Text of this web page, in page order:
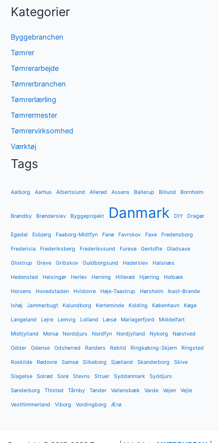
Kategorier
Byggebranchen
Tømrer
Tømrerarbejde
Tømrerbranchen
Tømrerlærling
Tømrermester
Tømrervirksomhed
Værktøj
Tags
Aalborg Aarhus Albertslund Allerød Assens Ballerup Billund Bornholm
Brøndby Brønderslev Byggeprojekt Danmark DIY Dragør
Egedal Esbjerg Faaborg-Midtfyn Fanø Favrskov Faxe Fredensborg
Fredericia Frederiksberg Frederikssund Furesø Gentofte Gladsaxe
Glostrup Greve Gribskov Guldborgsund Haderslev Halsnæs
Hedensted Helsingør Herlev Herning Hillerød Hjørring Holbæk
Horsens Hovedstaden Hvidovre Høje-Taastrup Hørsholm Ikast-Brande
Ishøj Jammerbugt Kalundborg Kerteminde Kolding København Køge
Langeland Lejre Lemvig Lolland Læsø Mariagerfjord Middelfart
Midtjylland Morsø Norddjurs Nordfyn Nordjylland Nyborg Næstved
Odder Odense Odsherred Randers Rebild Ringkøbing-Skjern Ringsted
Roskilde Rødovre Samsø Silkeborg Sjælland Skanderborg Skive
Slagelse Solrød Sorø Stevns Struer Syddanmark Syddjurs
Sønderborg Thisted Tårnby Tønder Vallensbæk Varde Vejen Vejle
Vesthimmerland Viborg Vordingborg Ærø